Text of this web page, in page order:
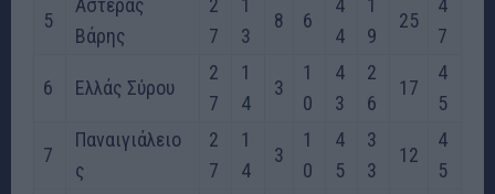
5
Αστέρας
Βάρης
2
7
1
3
8 6
4
4
1
9
25
4
7
6 Ελλάς Σύρου
2
7
1
4
3
1
0
4
3
2
6
17
4
5
7
Παναιγιάλειο
ς
2
7
1
4
3
1
0
4
5
3
3
12
4
5